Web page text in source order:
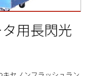
用長閃光